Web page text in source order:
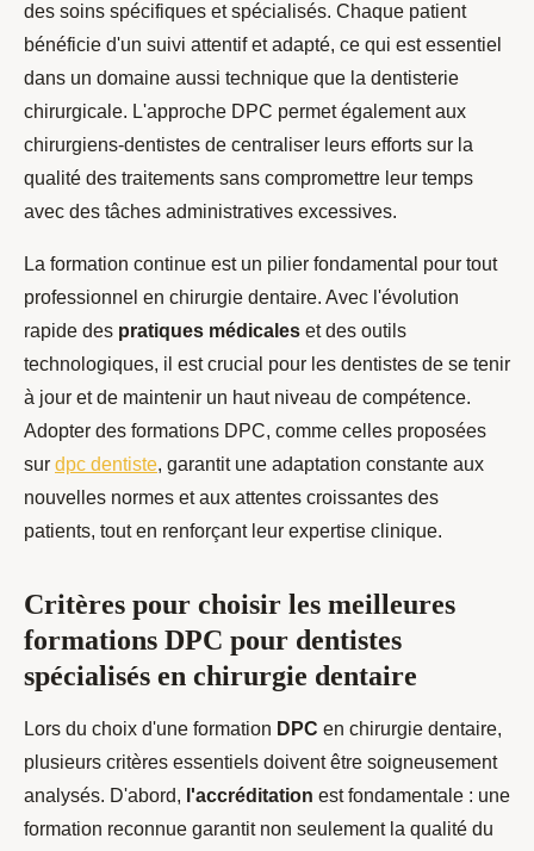
des soins spécifiques et spécialisés. Chaque patient
bénéficie d'un suivi attentif et adapté, ce qui est essentiel
dans un domaine aussi technique que la dentisterie
chirurgicale. L'approche DPC permet également aux
chirurgiens-dentistes de centraliser leurs efforts sur la
qualité des traitements sans compromettre leur temps
avec des tâches administratives excessives.
La formation continue est un pilier fondamental pour tout
professionnel en chirurgie dentaire. Avec l'évolution
rapide des pratiques médicales et des outils
technologiques, il est crucial pour les dentistes de se tenir
à jour et de maintenir un haut niveau de compétence.
Adopter des formations DPC, comme celles proposées
sur dpc dentiste, garantit une adaptation constante aux
nouvelles normes et aux attentes croissantes des
patients, tout en renforçant leur expertise clinique.
Critères pour choisir les meilleures
formations DPC pour dentistes
spécialisés en chirurgie dentaire
Lors du choix d'une formation DPC en chirurgie dentaire,
plusieurs critères essentiels doivent être soigneusement
analysés. D'abord, l'accréditation est fondamentale : une
formation reconnue garantit non seulement la qualité du